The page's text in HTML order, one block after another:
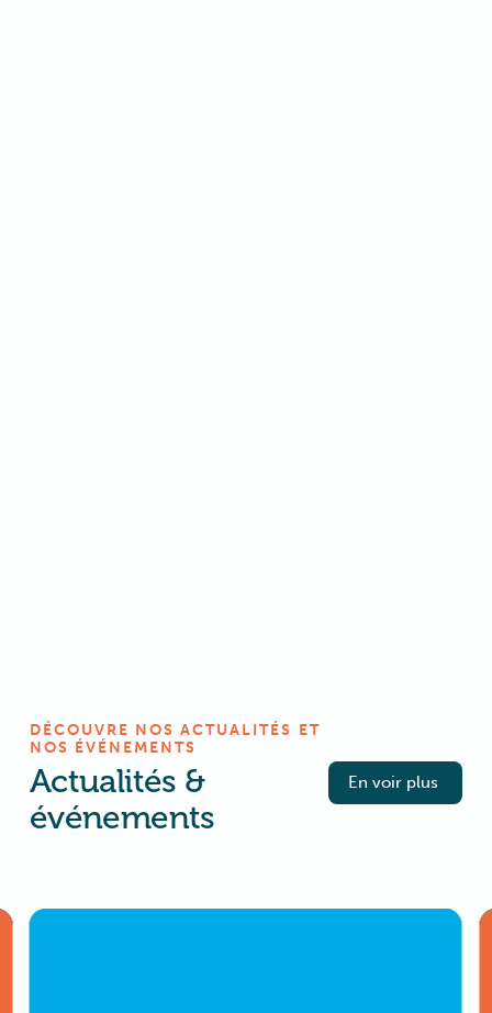
DÉCOUVRE NOS ACTUALITÉS ET
NOS ÉVÉNEMENTS
Actualités &
événements
En voir plus